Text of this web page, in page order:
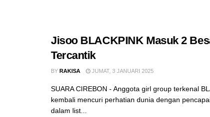
Jisoo BLACKPINK Masuk 2
Tercantik
BY RAKISA JUMAT, 3 JANUARI 2025
SUARA CIREBON - Anggota girl group terkenal
kembali mencuri perhatian dunia dengan
dalam list...